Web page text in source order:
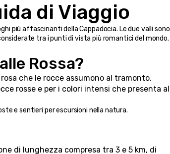
di Viaggio
più affascinanti della Cappadocia. Le due valli sono
tra i punti di vista più romantici del mondo.
Rossa?
che le rocce assumono al tramonto.
rosse e per i colori intensi che presenta al
e sentieri per escursioni nella natura.
di lunghezza compresa tra 3 e 5 km, di